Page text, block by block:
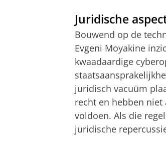
Juridische
Bouwend op de
Evgeni Moyakine
kwaadaardige
juridisch vacuüm
recht en hebben
voldoen. Als die
juridische